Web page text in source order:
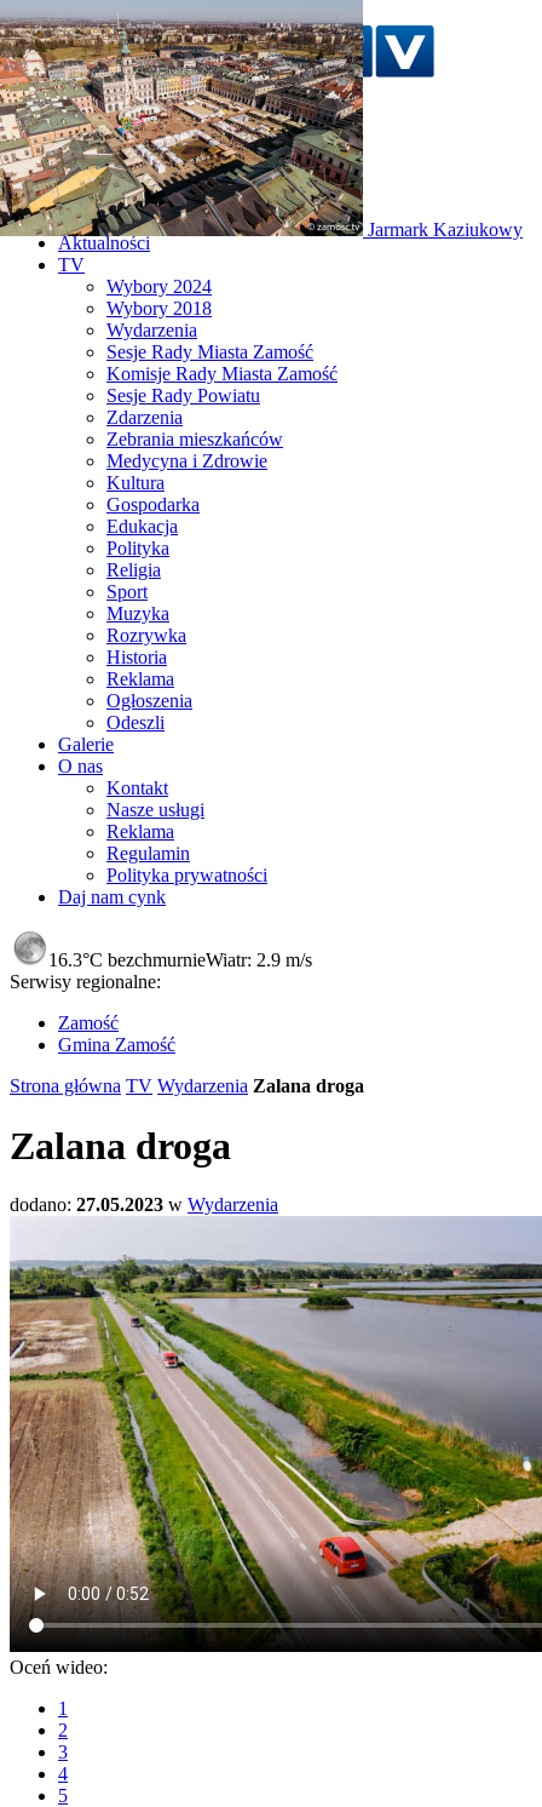
Szukaj w serwisie
Strona główna
Aktualności
TV
Wybory 2024
Wybory 2018
Wydarzenia
Sesje Rady Miasta Zamość
Komisje Rady Miasta Zamość
Sesje Rady Powiatu
Zdarzenia
Zebrania mieszkańców
Medycyna i Zdrowie
Kultura
Gospodarka
Edukacja
Polityka
Religia
Sport
Muzyka
Rozrywka
Historia
Reklama
Ogłoszenia
Odeszli
Galerie
O nas
Kontakt
Nasze usługi
Reklama
Regulamin
Polityka prywatności
Daj nam cynk
16.3°C bezchmurnieWiatr: 2.9 m/s
Serwisy regionalne:
Zamość
Gmina Zamość
Strona główna TV Wydarzenia Zalana droga
Zalana droga
dodano: 27.05.2023 w Wydarzenia
Oceń wideo:
1
2
3
4
5
Jarmark Kaziukowy